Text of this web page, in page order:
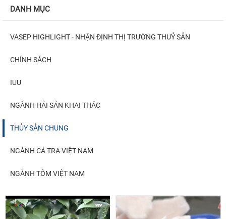
DANH MỤC
VASEP HIGHLIGHT - NHẬN ĐỊNH THỊ TRƯỜNG THUỶ SẢN
CHÍNH SÁCH
IUU
NGÀNH HẢI SẢN KHAI THÁC
THỦY SẢN CHUNG
NGÀNH CÁ TRA VIỆT NAM
NGÀNH TÔM VIỆT NAM